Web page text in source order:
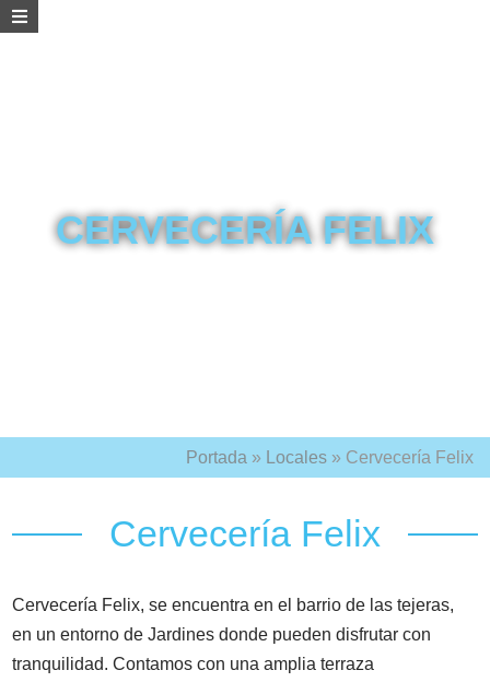
CERVECERÍA FELIX
Portada » Locales » Cervecería Felix
Cervecería Felix
Cervecería Felix, se encuentra en el barrio de las tejeras,
en un entorno de Jardines donde pueden disfrutar con
tranquilidad. Contamos con una amplia terraza